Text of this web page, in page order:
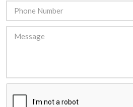
À VENDRE: Terrain a Duplan 2 avec
Vue Panoramique sur Port-au-